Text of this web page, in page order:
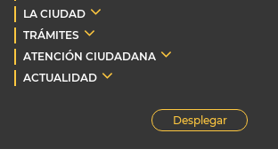
LA CIUDAD
TRÁMITES
ATENCIÓN CIUDADANA
ACTUALIDAD
Desplegar